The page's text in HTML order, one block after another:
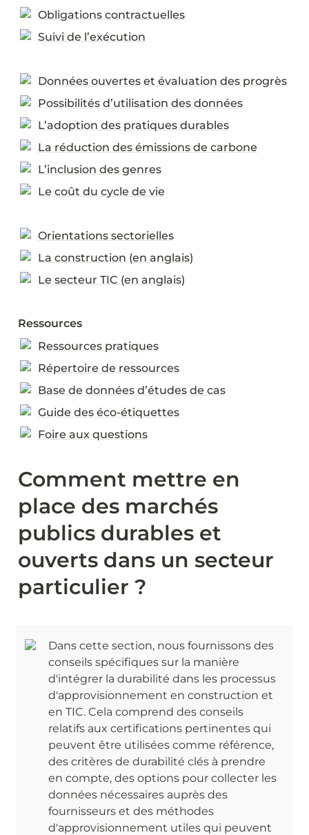
Obligations contractuelles
Suivi de l’exécution
Données ouvertes et évaluation des progrès
Possibilités d’utilisation des données
L’adoption des pratiques durables
La réduction des émissions de carbone
L’inclusion des genres
Le coût du cycle de vie
Orientations sectorielles
La construction (en anglais)
Le secteur TIC (en anglais)
Ressources
Ressources pratiques
Répertoire de ressources
Base de données d’études de cas
Guide des éco-étiquettes
Foire aux questions
Comment mettre en
place des marchés
publics durables et
ouverts dans un secteur
particulier ?
Dans cette section, nous fournissons des
conseils spécifiques sur la manière
d'intégrer la durabilité dans les processus
d'approvisionnement en construction et
en TIC. Cela comprend des conseils
relatifs aux certifications pertinentes qui
peuvent être utilisées comme référence,
des critères de durabilité clés à prendre
en compte, des options pour collecter les
données nécessaires auprès des
fournisseurs et des méthodes
d'approvisionnement utiles qui peuvent